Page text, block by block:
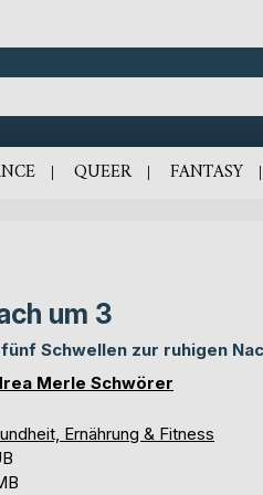
QUEER FANTASY
um 3
Schwellen zur ruhigen
Merle Schwörer
Ernährung & Fitness